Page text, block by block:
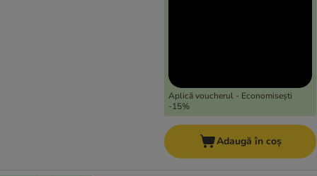
Aplică voucherul - Economisești
-15%
Adaugă în coș